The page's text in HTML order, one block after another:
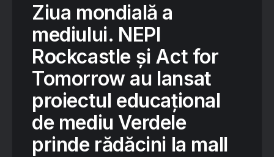
Ziua mondială a
mediului. NEPI
Rockcastle și Act for
Tomorrow au lansat
proiectul educațional
de mediu Verdele
prinde rădăcini la mall